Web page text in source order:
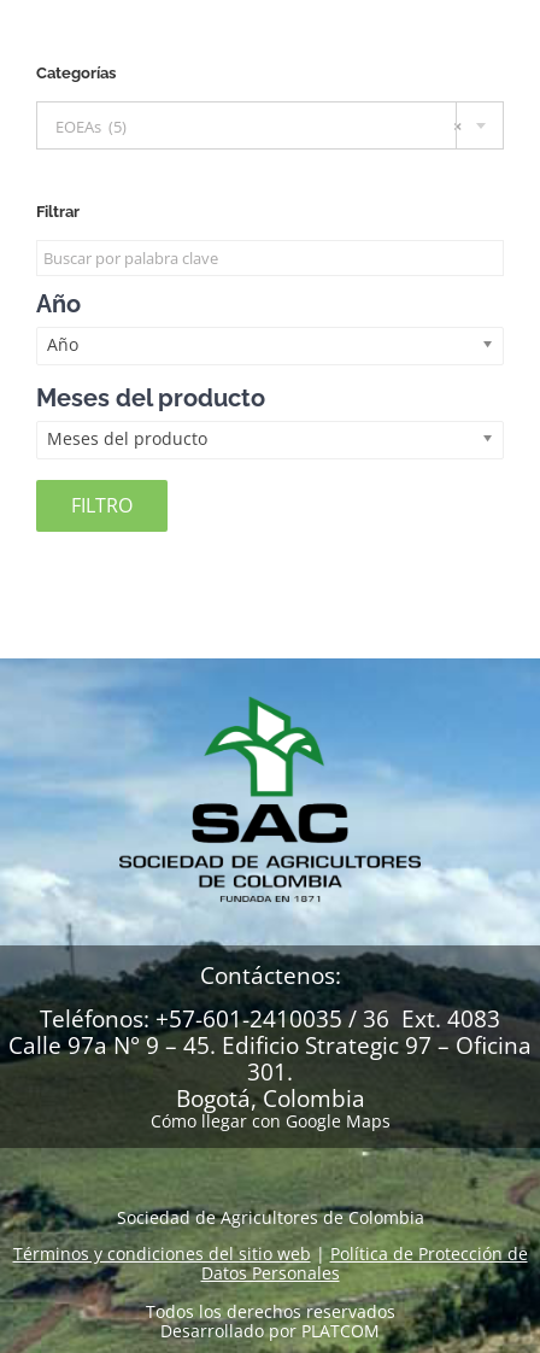
Categorías
×
EOEAs (5)
Filtrar
Año
Año
Meses del producto
Meses del producto
FILTRO
Contáctenos:
Teléfonos: +57-601-2410035 / 36 Ext. 4083
Calle 97a N° 9 – 45. Edificio Strategic 97 – Oficina
301.
Bogotá, Colombia
Cómo llegar con Google Maps
Sociedad de Agricultores de Colombia
Términos y condiciones del sitio web|Política de Protección de
Datos Personales
Todos los derechos reservados
Desarrollado por PLATCOM